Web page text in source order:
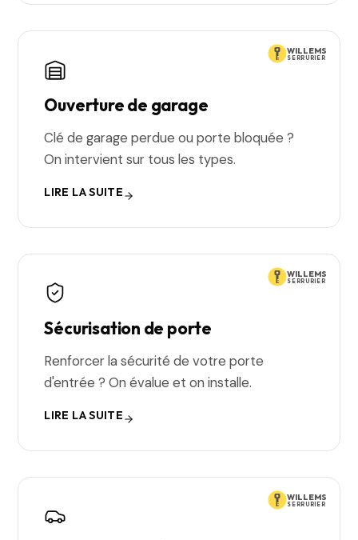
WILLEMS
SERRURIER
Ouverture de garage
Clé de garage perdue ou porte bloquée ?
On intervient sur tous les types.
LIRE LA SUITE
WILLEMS
SERRURIER
Sécurisation de porte
Renforcer la sécurité de votre porte
d'entrée ? On évalue et on installe.
LIRE LA SUITE
WILLEMS
SERRURIER